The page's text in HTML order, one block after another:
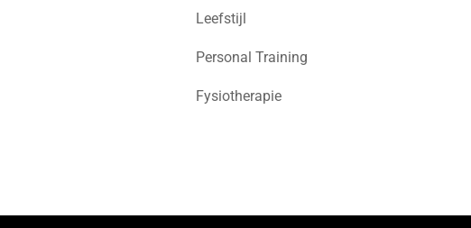
Leefstijl
Personal Training
Fysiotherapie